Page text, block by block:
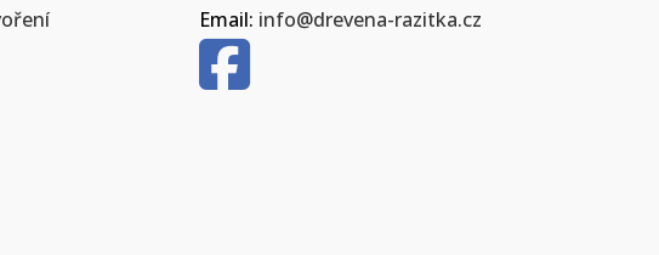
Email: info@drevena-razitka.cz